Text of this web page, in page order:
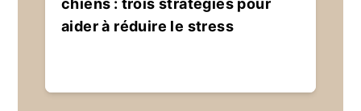
chiens : trois stratégies pour
aider à réduire le stress